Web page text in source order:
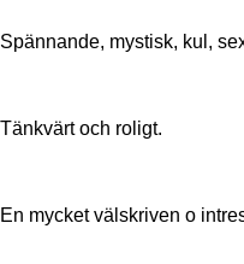
Spännande, mystisk, kul,
Tänkvärt och roligt.
En mycket välskriven o